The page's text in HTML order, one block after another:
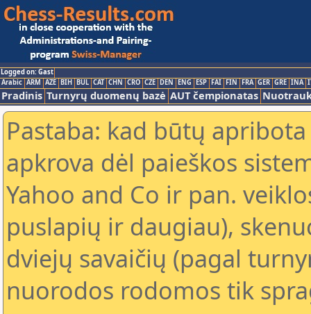
Logged on: Gast
Arabic ARM AZE BIH BUL CAT CHN CRO CZE DEN ENG ESP FAI FIN FRA GER GRE INA
Pradinis Turnyrų duomenų bazė AUT čempionatas
Pastaba: kad būtų
apkrova dėl paieškos
Yahoo and Co ir pan.
puslapių ir daugiau),
dviejų savaičių (pagal
nuorodos rodomos tik